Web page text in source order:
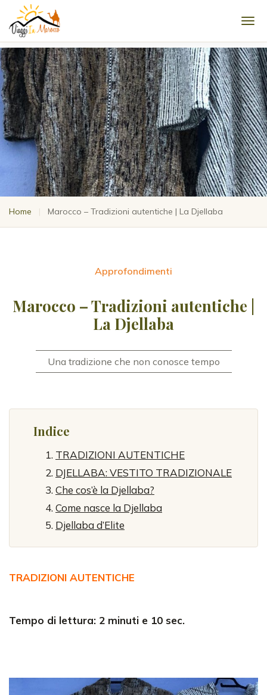
Home | Marocco – Tradizioni autentiche | La Djellaba
Approfondimenti
Marocco – Tradizioni autentiche |
La Djellaba
Una tradizione che non conosce tempo
Indice
TRADIZIONI AUTENTICHE
DJELLABA: VESTITO TRADIZIONALE
Che cos’è la Djellaba?
Come nasce la Djellaba
Djellaba d’Elite
TRADIZIONI AUTENTICHE
Tempo di lettura: 2 minuti e 10 sec.